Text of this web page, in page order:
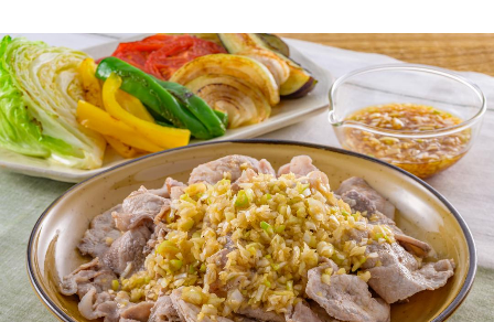
酢 調味酢
お酢ドリンク ぽん酢
みりん風・料理酒 鍋用調味料
新商品一覧
キャンペーン情報
ブランド・スペシャルサイト
ブランド・スペシャルサイト トップ
商品ブランドサイト
Fibee（ファイビー）
企業情報